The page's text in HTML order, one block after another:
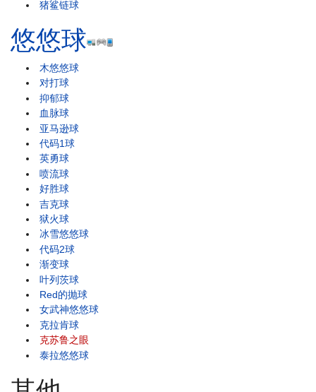
猪鲨链球
悠悠球
木悠悠球
对打球
抑郁球
血脉球
亚马逊球
代码1球
英勇球
喷流球
好胜球
吉克球
狱火球
冰雪悠悠球
代码2球
渐变球
叶列茨球
Red的抛球
女武神悠悠球
克拉肯球
克苏鲁之眼
泰拉悠悠球